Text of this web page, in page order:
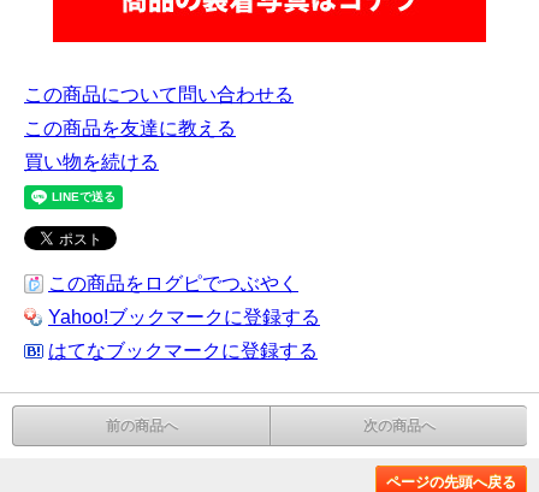
この商品について問い合わせる
この商品を友達に教える
買い物を続ける
この商品をログピでつぶやく
Yahoo!ブックマークに登録する
はてなブックマークに登録する
前の商品へ 次の商品へ
ページの先頭へ戻る